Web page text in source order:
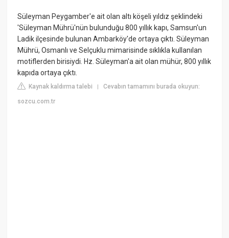
Süleyman Peygamber'e ait olan altı köşeli yıldız şeklindeki
'Süleyman Mührü'nün bulunduğu 800 yıllık kapı, Samsun'un
Ladik ilçesinde bulunan Ambarköy'de ortaya çıktı. Süleyman
Mührü, Osmanlı ve Selçuklu mimarisinde sıklıkla kullanılan
motiflerden birisiydi. Hz. Süleyman'a ait olan mühür, 800 yıllık
kapıda ortaya çıktı.
Kaynak kaldırma talebi |Cevabın tamamını burada okuyun:
sozcu.com.tr